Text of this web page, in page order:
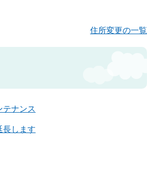
住所変更の一覧
テナンス
長します